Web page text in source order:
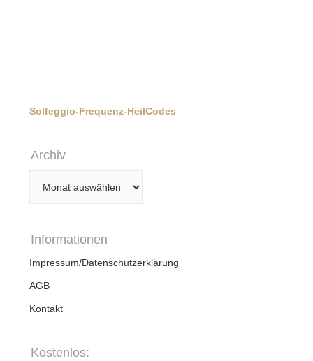
Solfeggio-Frequenz-HeilCodes
Archiv
Informationen
Impressum/Datenschutzerklärung
AGB
Kontakt
Kostenlos: